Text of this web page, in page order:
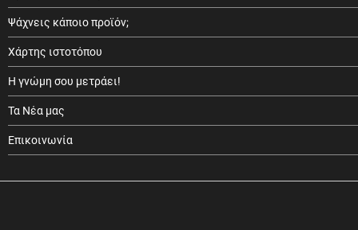
Ψάχνεις κάποιο προϊόν;
Χάρτης ιστοτόπου
Η γνώμη σου μετράει!
Τα Νέα μας
Επικοινωνία